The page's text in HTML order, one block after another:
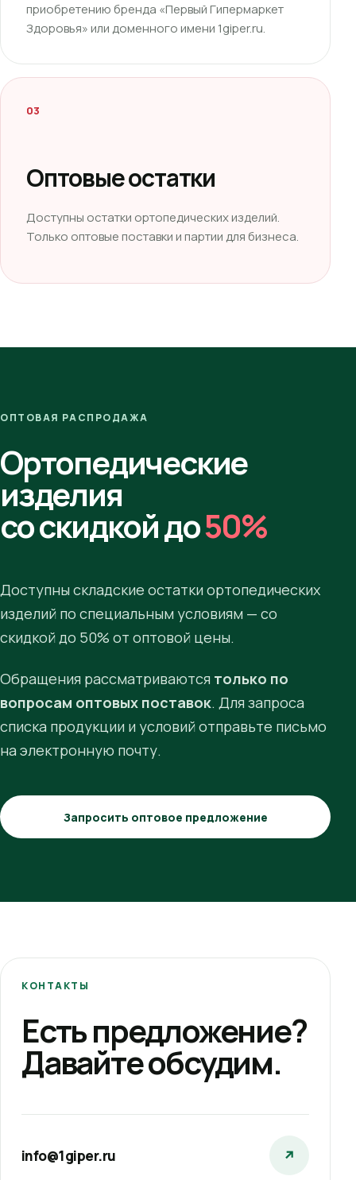
приобретению бренда «Первый Гипермаркет
Здоровья» или доменного имени 1giper.ru.
03
Оптовые остатки
Доступны остатки ортопедических изделий.
Только оптовые поставки и партии для бизнеса.
ОПТОВАЯ РАСПРОДАЖА
Ортопедические
изделия
со скидкой до50%
Доступны складские остатки ортопедических
изделий по специальным условиям — со
скидкой до 50% от оптовой цены.
Обращения рассматриваются только по
вопросам оптовых поставок. Для запроса
списка продукции и условий отправьте письмо
на электронную почту.
Запросить оптовое предложение
КОНТАКТЫ
Есть предложение?
Давайте обсудим.
info@1giper.ru ↗